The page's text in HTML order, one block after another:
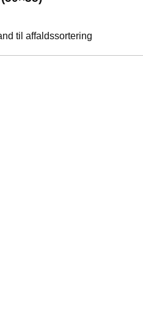
til affaldssortering